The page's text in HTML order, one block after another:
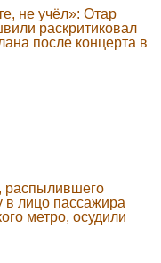
не учёл»: Отар
раскритиковал
после концерта в
распылившего
в лицо пассажира
метро, осудили